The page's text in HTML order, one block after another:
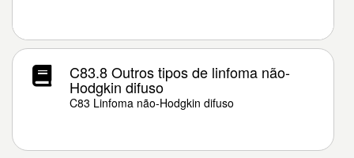
C83.8 Outros tipos de linfoma não-
Hodgkin difuso
C83 Linfoma não-Hodgkin difuso